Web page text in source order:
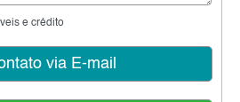
e crédito
via E-mail